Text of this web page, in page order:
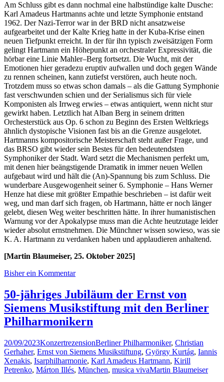
Am Schluss gibt es dann nochmal eine halbstündige kalte Dusche:
Karl Amadeus Hartmanns achte und letzte Symphonie entstand
1962. Der Nazi-Terror war in der BRD nicht ansatzweise
aufgearbeitet und der Kalte Krieg hatte in der Kuba-Krise einen
neuen Tiefpunkt erreicht. In der für ihn typisch zweisätzigen Form
gelingt Hartmann ein Höhepunkt an orchestraler Expressivität, die
hörbar eine Linie Mahler–Berg fortsetzt. Die Wucht, mit der
Emotionen hier geradezu eruptiv aufwallen und doch gegen Wände
zu rennen scheinen, kann zutiefst verstören, auch heute noch.
Trotzdem muss so etwas schon damals – als die Gattung Symphonie
fast verschwunden schien und der Serialismus sich für viele
Komponisten als Irrweg erwies – etwas antiquiert, wenn nicht stur
gewirkt haben. Letztlich hat Alban Berg in seinem dritten
Orchesterstück aus Op. 6 schon zu Beginn des Ersten Weltkriegs
ähnlich dystopische Visionen fast bis an die Grenze ausgelotet.
Hartmanns kompositorische Meisterschaft steht außer Frage, und
das BRSO gibt wieder sein Bestes für den bedeutendsten
Symphoniker der Stadt. Ward setzt die Mechanismen perfekt um,
mit denen hier beängstigende Dramatik in immer neuen Wellen
aufgebaut wird und hält die (An)-Spannung bis zum Schluss. Die
wunderbare Ausgewogenheit seiner 6. Symphonie – Hans Werner
Henze hat diese mit größter Empathie beschrieben – ist dafür weit
weg, und man darf sich fragen, ob Hartmann, hätte er noch länger
gelebt, diesen Weg weiter beschritten hätte. In ihrer humanistischen
Warnung vor der Apokalypse muss man die Achte heutzutage leider
wieder absolut ernstnehmen. Die Münchner wissen sowieso, was sie
K. A. Hartmann zu verdanken haben und applaudieren anhaltend.
[Martin Blaumeiser, 25. Oktober 2025]
Bisher ein Kommentar
50-jähriges Jubiläum der Ernst von
Siemens Musikstiftung mit den Berliner
Philharmonikern
20/09/2023KonzertrezensionBerliner Philharmoniker, Christian
Gerhaher, Ernst von Siemens Musikstiftung, György Kurtág, Iannis
Xenakis, Isarphilharmonie, Karl Amadeus Hartmann, Kirill
Petrenko, Márton Illés, München, musica vivaMartin Blaumeiser